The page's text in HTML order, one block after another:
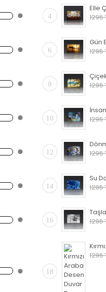
4
1296
6
1296
8
1296
10
1296
12
1296
14
1296
16
1296
18
1296